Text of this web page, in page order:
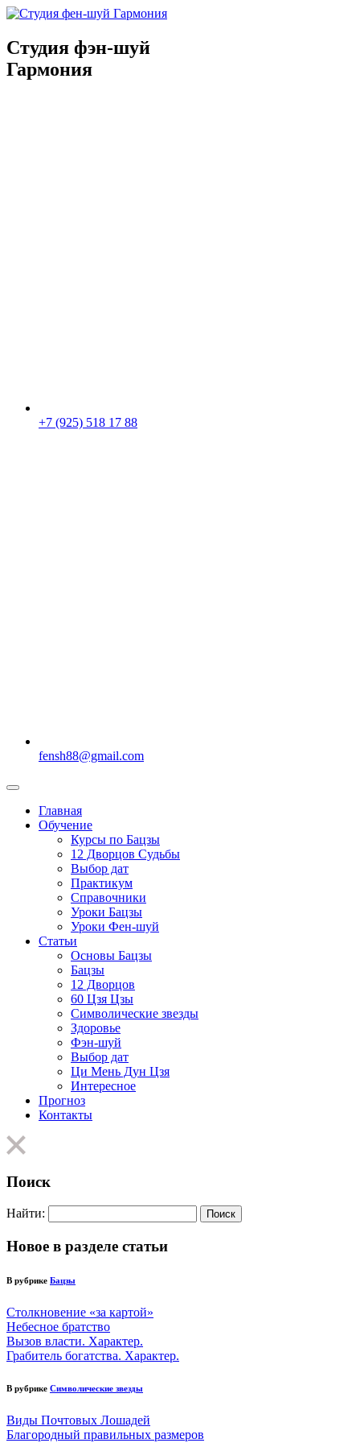
Студия фэн-шуй
Гармония
+7 (925) 518 17 88
fensh88@gmail.com
Главная
Обучение
Курсы по Бацзы
12 Дворцов Судьбы
Выбор дат
Практикум
Справочники
Уроки Бацзы
Уроки Фен-шуй
Статьи
Основы Бацзы
Бацзы
12 Дворцов
60 Цзя Цзы
Символические звезды
Здоровье
Фэн-шуй
Выбор дат
Ци Мень Дун Цзя
Интересное
Прогноз
Контакты
Поиск
Найти:
Новое в разделе статьи
В рубрике Бацзы
Столкновение «за картой»
Небесное братство
Вызов власти. Характер.
Грабитель богатства. Характер.
В рубрике Символические звезды
Виды Почтовых Лошадей
Благородный правильных размеров